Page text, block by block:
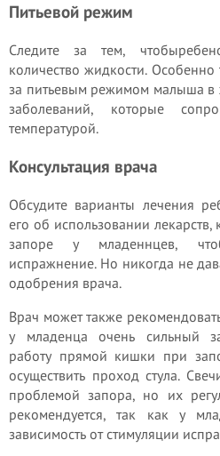
Питьевой режим
Следите за тем,
количество жидкости. Особенно
за питьевым режимом малыша в
заболеваний, которые
температурой.
Консультация врача
Обсудите варианты лечения
его об использовании лекарств,
запоре у младеннцев,
испражнение. Но никогда не
одобрения врача.
Врач может также
у младенца очень сильный
работу прямой кишки при
осуществить проход стула.
проблемой запора, но их
рекомендуется, так как у
зависимость от стимуляции